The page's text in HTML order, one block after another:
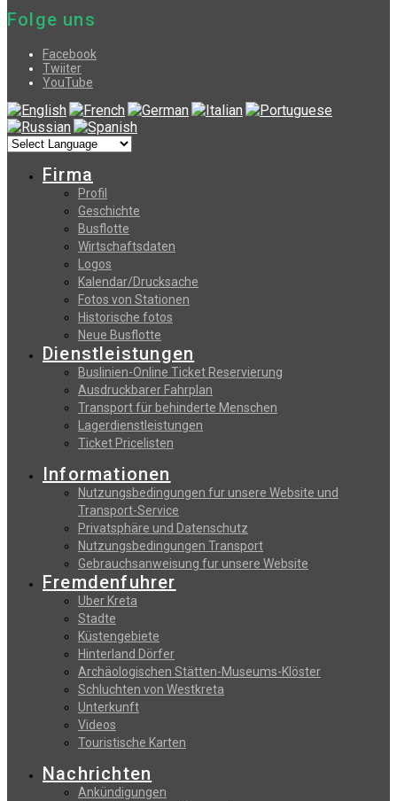
Folge uns
Facebook
Twiiter
YouTube
Firma
Profil
Geschichte
Busflotte
Wirtschaftsdaten
Logos
Kalendar/Drucksache
Fotos von Stationen
Historische fotos
Neue Busflotte
Dienstleistungen
Buslinien-Online Ticket Reservierung
Αusdruckbarer Fahrplan
Transport für behinderte Menschen
Lagerdienstleistungen
Ticket Pricelisten
Informationen
Nutzungsbedingungen fur unsere Website und
Transport-Service
Privatsphäre und Datenschutz
Nutzungsbedingungen Transport
Gebrauchsanweisung fur unsere Website
Fremdenfuhrer
Uber Kreta
Stadte
Küstengebiete
Hinterland Dörfer
Archäologischen Stätten-Museums-Klöster
Schluchten von Westkreta
Unterkunft
Videos
Touristische Karten
Nachrichten
Ankündigungen